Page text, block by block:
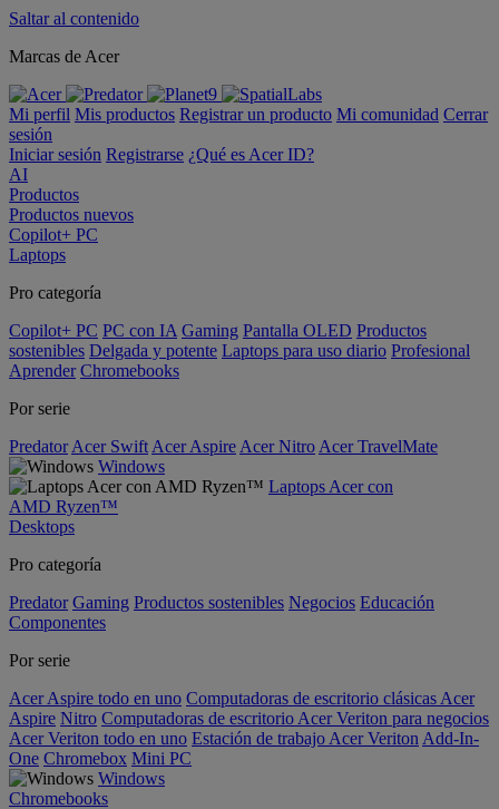
Saltar al contenido
Marcas de Acer
Mi perfil Mis productos Registrar un producto Mi comunidad Cerrar
sesión
Iniciar sesión Registrarse ¿Qué es Acer ID?
AI
Productos
Productos nuevos
Copilot+ PC
Laptops
Pro categoría
Copilot+ PC PC con IA Gaming Pantalla OLED Productos
sostenibles Delgada y potente Laptops para uso diario Profesional
Aprender Chromebooks
Por serie
Predator Acer Swift Acer Aspire Acer Nitro Acer TravelMate
Windows
Laptops Acer con
AMD Ryzen™
Desktops
Pro categoría
Predator Gaming Productos sostenibles Negocios Educación
Componentes
Por serie
Acer Aspire todo en uno Computadoras de escritorio clásicas Acer
Aspire Nitro Computadoras de escritorio Acer Veriton para negocios
Acer Veriton todo en uno Estación de trabajo Acer Veriton Add-In-
One Chromebox Mini PC
Windows
Chromebooks